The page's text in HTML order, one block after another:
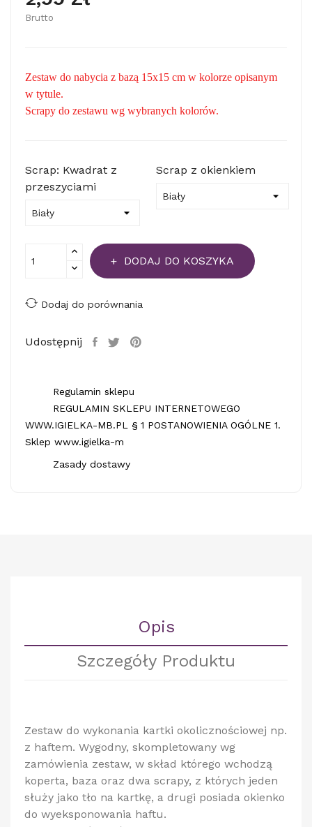
Brutto
Zestaw do nabycia z bazą 15x15 cm w kolorze opisanym
w tytule.
Scrapy do zestawu wg wybranych kolorów.
Scrap: Kwadrat z
przeszyciami
Scrap z okienkiem
DODAJ DO KOSZYKA
Dodaj do porównania
Udostępnij
Regulamin sklepu
REGULAMIN SKLEPU INTERNETOWEGO
WWW.IGIELKA-MB.PL § 1 POSTANOWIENIA OGÓLNE 1.
Sklep www.igielka-m
Zasady dostawy
Opis
Szczegóły Produktu
Zestaw do wykonania kartki okolicznościowej np.
z haftem. Wygodny, skompletowany wg
zamówienia zestaw, w skład którego wchodzą
koperta, baza oraz dwa scrapy, z których jeden
służy jako tło na kartkę, a drugi posiada okienko
do wyeksponowania haftu.